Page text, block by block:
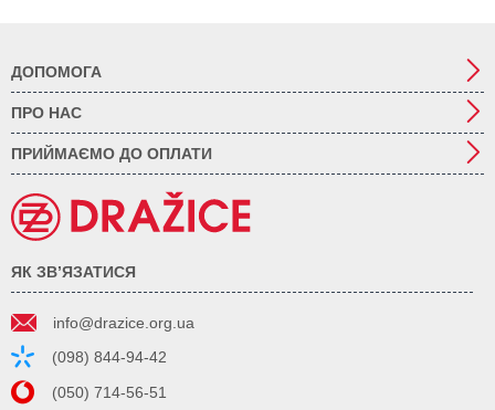
ДОПОМОГА
ПРО НАС
ПРИЙМАЄМО ДО ОПЛАТИ
ЯК ЗВ’ЯЗАТИСЯ
info@drazice.org.ua
(098) 844-94-42
(050) 714-56-51